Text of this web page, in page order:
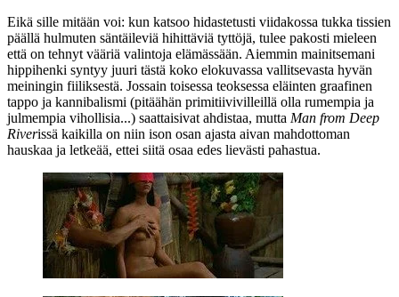
Eikä sille mitään voi: kun katsoo hidastetusti viidakossa tukka tissien
päällä hulmuten säntäileviä hihittäviä tyttöjä, tulee pakosti mieleen
että on tehnyt vääriä valintoja elämässään. Aiemmin mainitsemani
hippihenki syntyy juuri tästä koko elokuvassa vallitsevasta hyvän
meiningin fiiliksestä. Jossain toisessa teoksessa eläinten graafinen
tappo ja kannibalismi (pitäähän primitiivivilleillä olla rumempia ja
julmempia vihollisia...) saattaisivat ahdistaa, mutta Man from Deep
Riverissä kaikilla on niin ison osan ajasta aivan mahdottoman
hauskaa ja letkeää, ettei siitä osaa edes lievästi pahastua.